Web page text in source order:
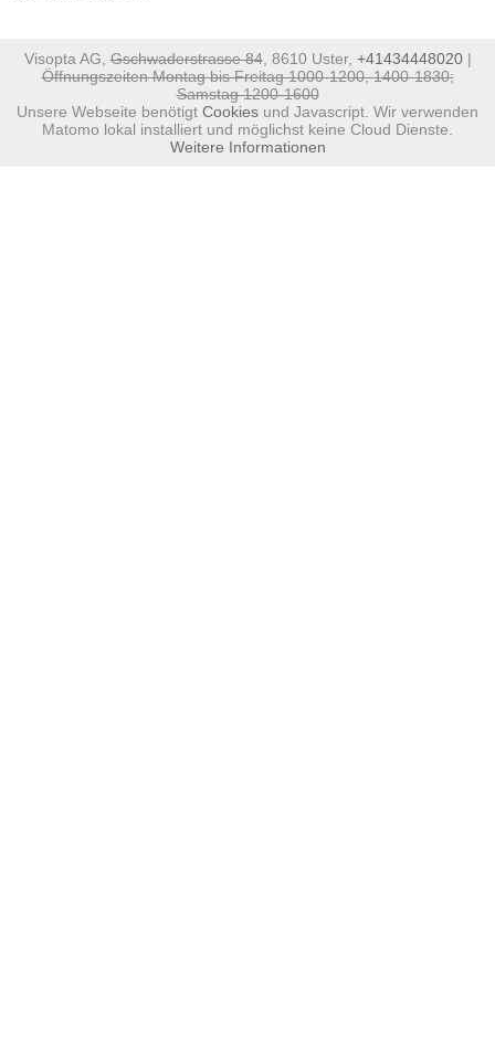
Visopta AG,Gschwaderstrasse 84, 8610 Uster, +41434448020|
Öffnungszeiten Montag bis Freitag 1000-1200, 1400-1830;
Samstag 1200-1600
Unsere Webseite benötigt Cookies und Javascript. Wir verwenden
Matomo lokal installiert und möglichst keine Cloud Dienste.
Weitere Informationen